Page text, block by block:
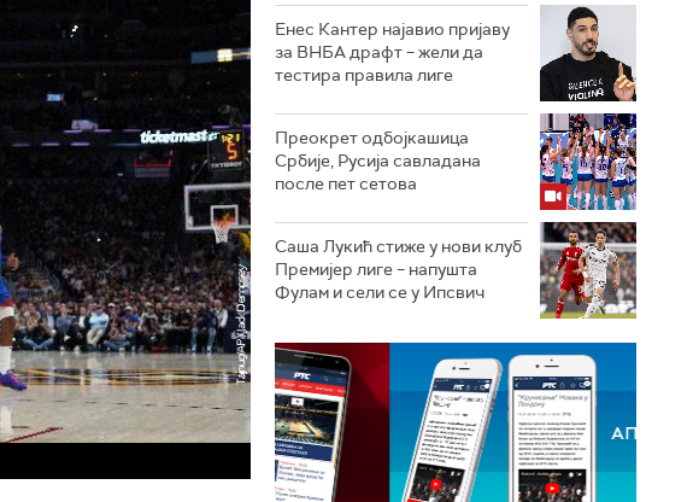
Енес Кантер најавио пријаву
за ВНБА драфт – жели да
тестира правила лиге
Преокрет одбојкашица
Србије, Русија савладана
после пет сетова
Саша Лукић стиже у нови клуб
Премијер лиге – напушта
Фулам и сели се у Ипсвич